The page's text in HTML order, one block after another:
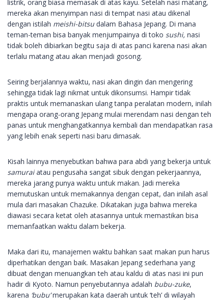
listrik, orang biasa memasak di atas kayu. Setelah nasi matang,
mereka akan menyimpan nasi di tempat nasi atau dikenal
dengan istilah meishi-bitsu dalam Bahasa Jepang. Di mana
teman-teman bisa banyak menjumpainya di toko sushi, nasi
tidak boleh dibiarkan begitu saja di atas panci karena nasi akan
terlalu matang atau akan menjadi gosong.
Seiring berjalannya waktu, nasi akan dingin dan mengering
sehingga tidak lagi nikmat untuk dikonsumsi. Hampir tidak
praktis untuk memanaskan ulang tanpa peralatan modern, inilah
mengapa orang-orang Jepang mulai merendam nasi dengan teh
panas untuk menghangatkannya kembali dan mendapatkan rasa
yang lebih enak seperti nasi baru dimasak.
Kisah lainnya menyebutkan bahwa para abdi yang bekerja untuk
samuraiatau pengusaha sangat sibuk dengan pekerjaannya,
mereka jarang punya waktu untuk makan. Jadi mereka
memutuskan untuk memakannya dengan cepat, dan inilah asal
mula dari masakan Chazuke. Dikatakan juga bahwa mereka
diawasi secara ketat oleh atasannya untuk memastikan bisa
memanfaatkan waktu dalam bekerja.
Maka dari itu, manajemen waktu bahkan saat makan pun harus
diperhatikan dengan baik. Masakan Jepang sederhana yang
dibuat dengan menuangkan teh atau kaldu di atas nasi ini pun
hadir di Kyoto. Namun penyebutannya adalah bubu-zuke,
karena ‘bubu’merupakan kata daerah untuk ‘teh’ di wilayah